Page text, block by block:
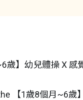
歲】幼兒體操 X 感
【1歲8個月~6歲